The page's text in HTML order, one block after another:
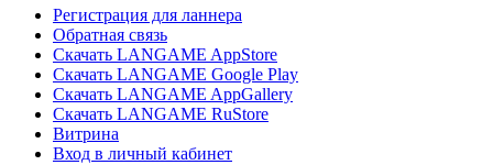
Регистрация для ланнера
Обратная связь
Скачать LANGAME AppStore
Скачать LANGAME Google Play
Скачать LANGAME AppGallery
Скачать LANGAME RuStore
Витрина
Вход в личный кабинет